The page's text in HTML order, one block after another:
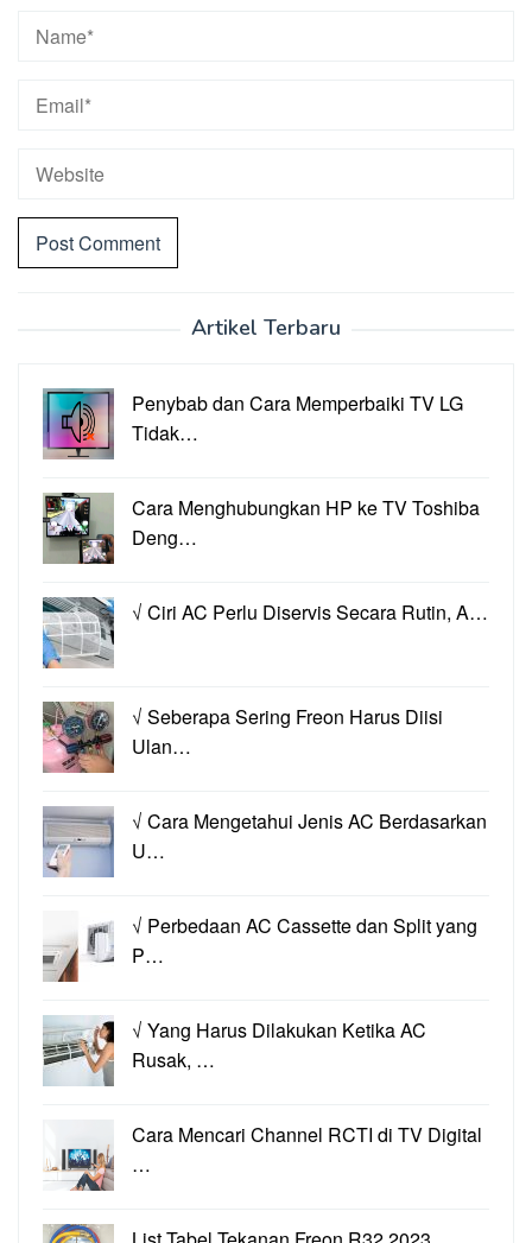
Artikel Terbaru
Penybab dan Cara Memperbaiki TV LG
Tidak…
Cara Menghubungkan HP ke TV Toshiba
Deng…
√ Ciri AC Perlu Diservis Secara Rutin, A…
√ Seberapa Sering Freon Harus Diisi
Ulan…
√ Cara Mengetahui Jenis AC Berdasarkan
U…
√ Perbedaan AC Cassette dan Split yang
P…
√ Yang Harus Dilakukan Ketika AC
Rusak, …
Cara Mencari Channel RCTI di TV Digital
…